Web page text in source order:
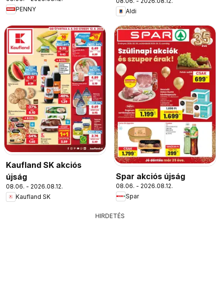
PENNY
Aldi
Kaufland SK akciós
újság
08.06. - 2026.08.12.
Kaufland SK
Spar akciós újság
08.06. - 2026.08.12.
Spar
HIRDETÉS